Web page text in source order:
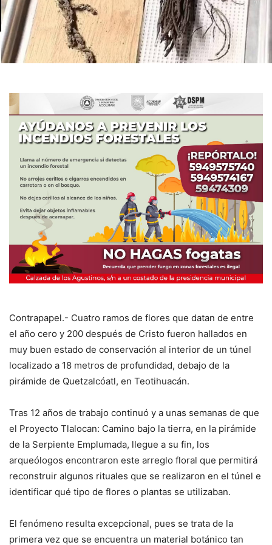
Contrapapel.- Cuatro ramos de flores que datan de entre
el año cero y 200 después de Cristo fueron hallados en
muy buen estado de conservación al interior de un túnel
localizado a 18 metros de profundidad, debajo de la
pirámide de Quetzalcóatl, en Teotihuacán.
Tras 12 años de trabajo continuó y a unas semanas de que
el Proyecto Tlalocan: Camino bajo la tierra, en la pirámide
de la Serpiente Emplumada, llegue a su fin, los
arqueólogos encontraron este arreglo floral que permitirá
reconstruir algunos rituales que se realizaron en el túnel e
identificar qué tipo de flores o plantas se utilizaban.
El fenómeno resulta excepcional, pues se trata de la
primera vez que se encuentra un material botánico tan